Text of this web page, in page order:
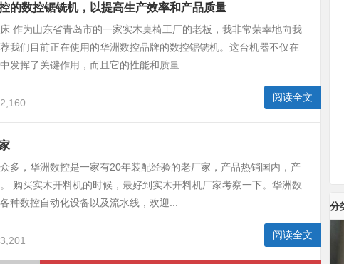
的数控锯铣机，以提高生产效率和产品质量
作为山东省青岛市的一家实木桌椅工厂的老板，我非常荣幸地向我
我们目前正在使用的华洲数控品牌的数控锯铣机。这台机器不仅在
发挥了关键作用，而且它的性能和质量...
2,160 阅读全文
多，华洲数控是一家有20年装配经验的老厂家，产品热销国内，产
购买实木开料机的时候，最好到实木开料机厂家考察一下。华洲数
种数控自动化设备以及流水线，欢迎...
3,201 阅读全文
分